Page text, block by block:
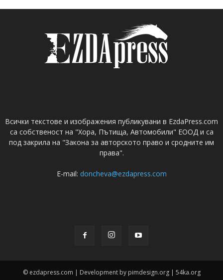
Всички текстове и изображения публикувани в EzdaPress.com
са собственост на "Хора, Пътища, Автомобили" ЕООД и са
под закрила на "Закона за авторското право и сродните им
права".
E-mail: doncheva@ezdapress.com
© ezdapress.com | Development by pimdesign.org | 54ka.org